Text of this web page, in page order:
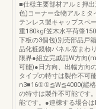
■仕様主要部材アルミ押
色)コーナー金物アルミタ
テンレス製キャップスペ
重180kgf笠木水平荷肇
下板の3個包)別売部品戸
品化粧鏡物パネル窓まわ
限界●組立完戚品W方向
可能)●日方向、出幅方向
タイプの特寸は製作不可
n3■16①①≦W≦4000(縦格
の特寸は製作不可能です
能です。●連棟する場合